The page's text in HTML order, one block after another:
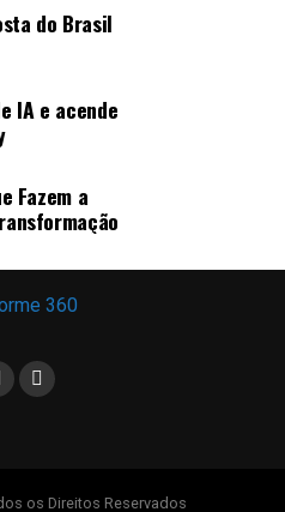
Magalhães, presidente
que o processo eleitoral
após a retotalização
Eleitoral (TRE),
Superior Eleitoral
o mandato do então
contabilizar os votos das
do Brasil
IA e acende
Fazem a
os Direitos Reservados